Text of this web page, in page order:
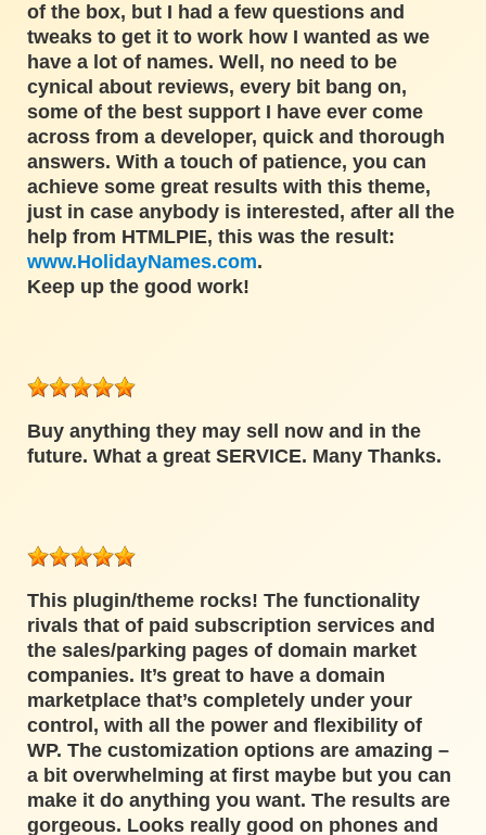
of the box, but I had a few questions and
tweaks to get it to work how I wanted as we
have a lot of names. Well, no need to be
cynical about reviews, every bit bang on,
some of the best support I have ever come
across from a developer, quick and thorough
answers. With a touch of patience, you can
achieve some great results with this theme,
just in case anybody is interested, after all the
help from HTMLPIE, this was the result:
www.HolidayNames.com.
Keep up the good work!
Buy anything they may sell now and in the
future. What a great SERVICE. Many Thanks.
This plugin/theme rocks! The functionality
rivals that of paid subscription services and
the sales/parking pages of domain market
companies. It’s great to have a domain
marketplace that’s completely under your
control, with all the power and flexibility of
WP. The customization options are amazing –
a bit overwhelming at first maybe but you can
make it do anything you want. The results are
gorgeous. Looks really good on phones and